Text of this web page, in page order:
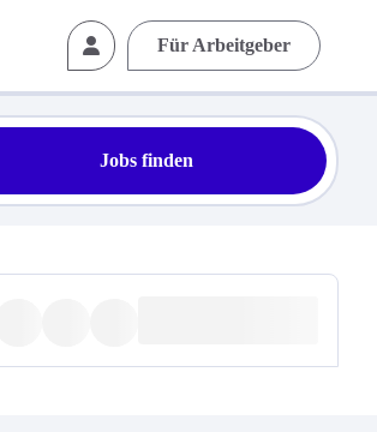
Für Arbeitgeber
Jobs finden